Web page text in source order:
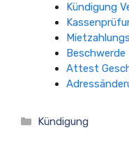
Kündigung
Beschwerde
Attest
Kategorien
Kündigung